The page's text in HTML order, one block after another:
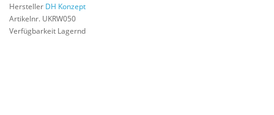
Hersteller DH Konzept
Artikelnr. UKRW050
Verfügbarkeit Lagernd